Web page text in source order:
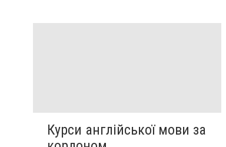
Курси англійської мови за